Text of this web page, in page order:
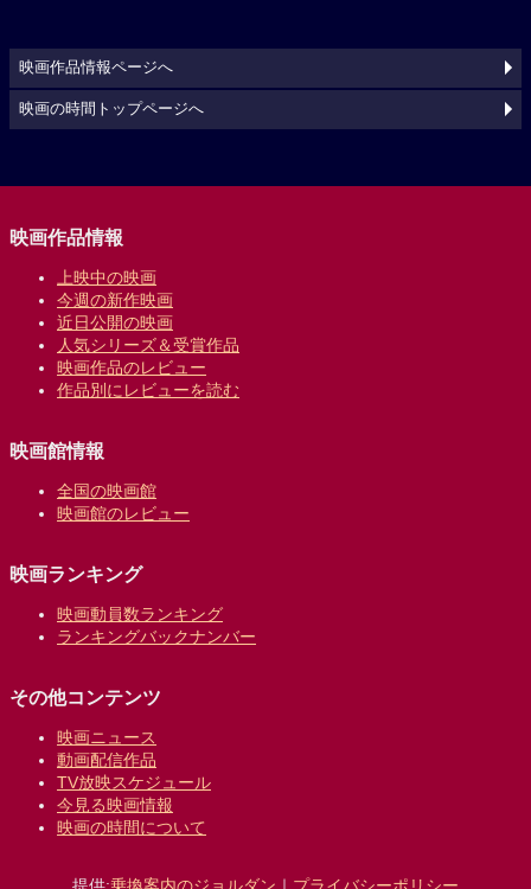
映画作品情報ページへ
映画の時間トップページへ
映画作品情報
上映中の映画
今週の新作映画
近日公開の映画
人気シリーズ＆受賞作品
映画作品のレビュー
作品別にレビューを読む
映画館情報
全国の映画館
映画館のレビュー
映画ランキング
映画動員数ランキング
ランキングバックナンバー
その他コンテンツ
映画ニュース
動画配信作品
TV放映スケジュール
今見る映画情報
映画の時間について
提供:乗換案内のジョルダン ｜ プライバシーポリシー